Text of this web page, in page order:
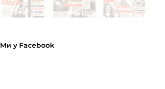
Ми у Facebook